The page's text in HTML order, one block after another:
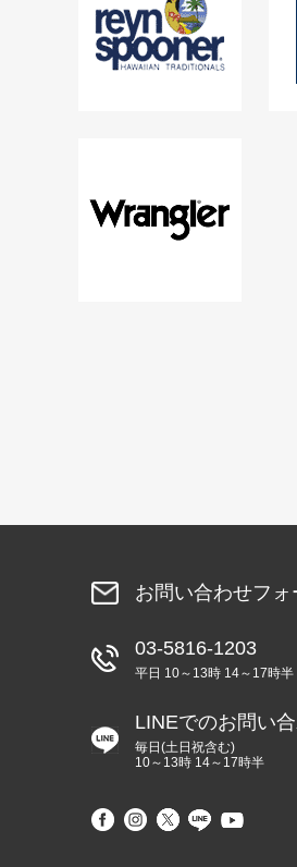
お問い合わせフォ
03-5816-1203
平日 10～13時 14～17時半
LINEでのお問い
毎日(土日祝含む)
10～13時 14～17時半